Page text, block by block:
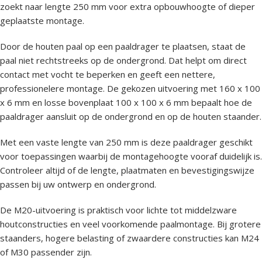
zoekt naar lengte 250 mm voor extra opbouwhoogte of dieper
geplaatste montage.
Door de houten paal op een paaldrager te plaatsen, staat de
paal niet rechtstreeks op de ondergrond. Dat helpt om direct
contact met vocht te beperken en geeft een nettere,
professionelere montage. De gekozen uitvoering met 160 x 100
x 6 mm en losse bovenplaat 100 x 100 x 6 mm bepaalt hoe de
paaldrager aansluit op de ondergrond en op de houten staander.
Met een vaste lengte van 250 mm is deze paaldrager geschikt
voor toepassingen waarbij de montagehoogte vooraf duidelijk is.
Controleer altijd of de lengte, plaatmaten en bevestigingswijze
passen bij uw ontwerp en ondergrond.
De M20-uitvoering is praktisch voor lichte tot middelzware
houtconstructies en veel voorkomende paalmontage. Bij grotere
staanders, hogere belasting of zwaardere constructies kan M24
of M30 passender zijn.